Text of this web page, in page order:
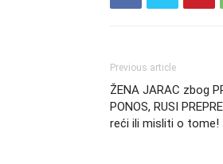
Previous article
ŽENA JARAC zbog
PONOS, RUSI
reći ili misliti o tome!